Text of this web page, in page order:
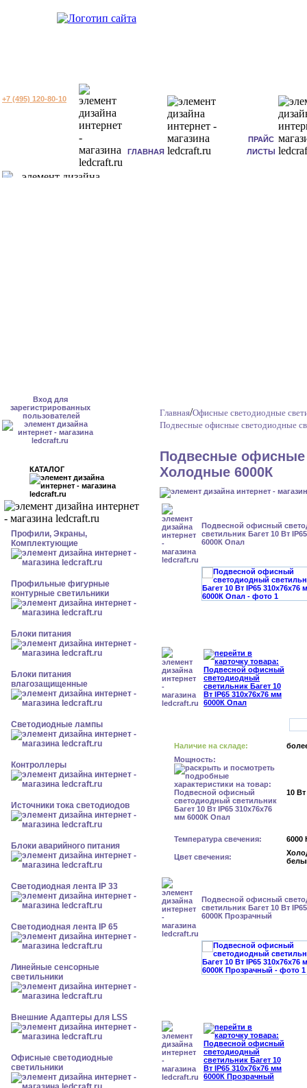
+7 (495) 120-80-10
ГЛАВНАЯ
ПРАЙС
ЛИСТЫ
Вход для
зарегистрированных
пользователей
КАТАЛОГ
Профили, Экраны,
Комплектующие
Профильные фигурные
контурные светильники
Блоки питания
Блоки питания
влагозащищенные
Светодиодные лампы
Контроллеры
Источники тока светодиодов
Блоки аварийного питания
Светодиодная лента IP 33
Светодиодная лента IP 65
Линейные сенсорные
светильники
Внешние Адаптеры для LSS
Офисные светодиодные
светильники
Главная/Офисные светодиодные
Подвесные офисные светодиодные
Подвесные офисные
Холодные 6000К
Подвесной офисный
светильник Багет 10 Вт
6000К Опал
Наличие на складе:
Мощность:
10 Вт
Температура свечения: 6000
Цвет свечения:
Подвесной офисный
светильник Багет 10 Вт
6000К Прозрачный